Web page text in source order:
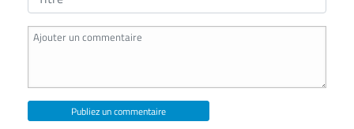
Solutions de
recrutements
NOUS
Publiez un commentaire